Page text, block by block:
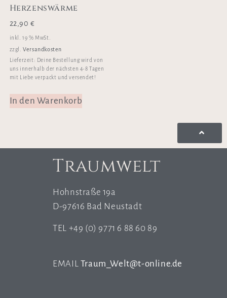
Herzenswärme
22,90€
inkl. 19 % MwSt.
zzgl.Versandkosten
Lieferzeit: Deine Bestellung wird von
uns innerhalb der nächsten 4-8 Tagen
mit Liebe verpackt und versendet!
In den Warenkorb
Traumwelt
Hohnstraße 19a
D-97616 Bad Neustadt
TEL +49 (0) 9771 6 88 60 89
EMAIL Traum_Welt@t-online.de